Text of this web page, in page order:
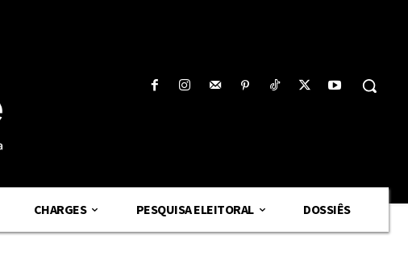
CHARGES PESQUISA ELEITORAL DOSSIÊS